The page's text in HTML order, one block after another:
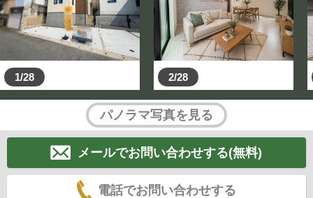
1/28 2/28
パノラマ写真を見る
メールでお問い合わせする(無料)
電話でお問い合わせする